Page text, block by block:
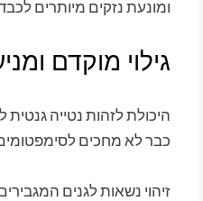
ומונעת נזקים מיותרים
גילוי מוקדם
היכולת לזהות נטייה גנטית
כבר לא מחכים
זיהוי נשאות לגנים